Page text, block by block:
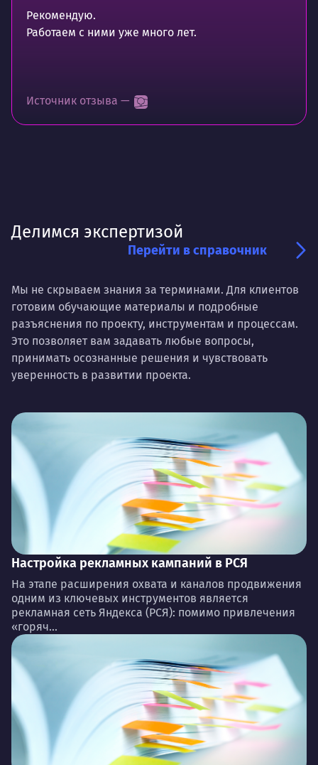
Рекомендую.
Работаем с ними уже много лет.
Источник отзыва —
Делимся экспертизой
Перейти в справочник
Мы не скрываем знания за терминами. Для клиентов
готовим обучающие материалы и подробные
разъяснения по проекту, инструментам и процессам.
Это позволяет вам задавать любые вопросы,
принимать осознанные решения и чувствовать
уверенность в развитии проекта.
Настройка рекламных кампаний в РСЯ
На этапе расширения охвата и каналов продвижения
одним из ключевых инструментов является
рекламная сеть Яндекса (РСЯ): помимо привлечения
«горяч...